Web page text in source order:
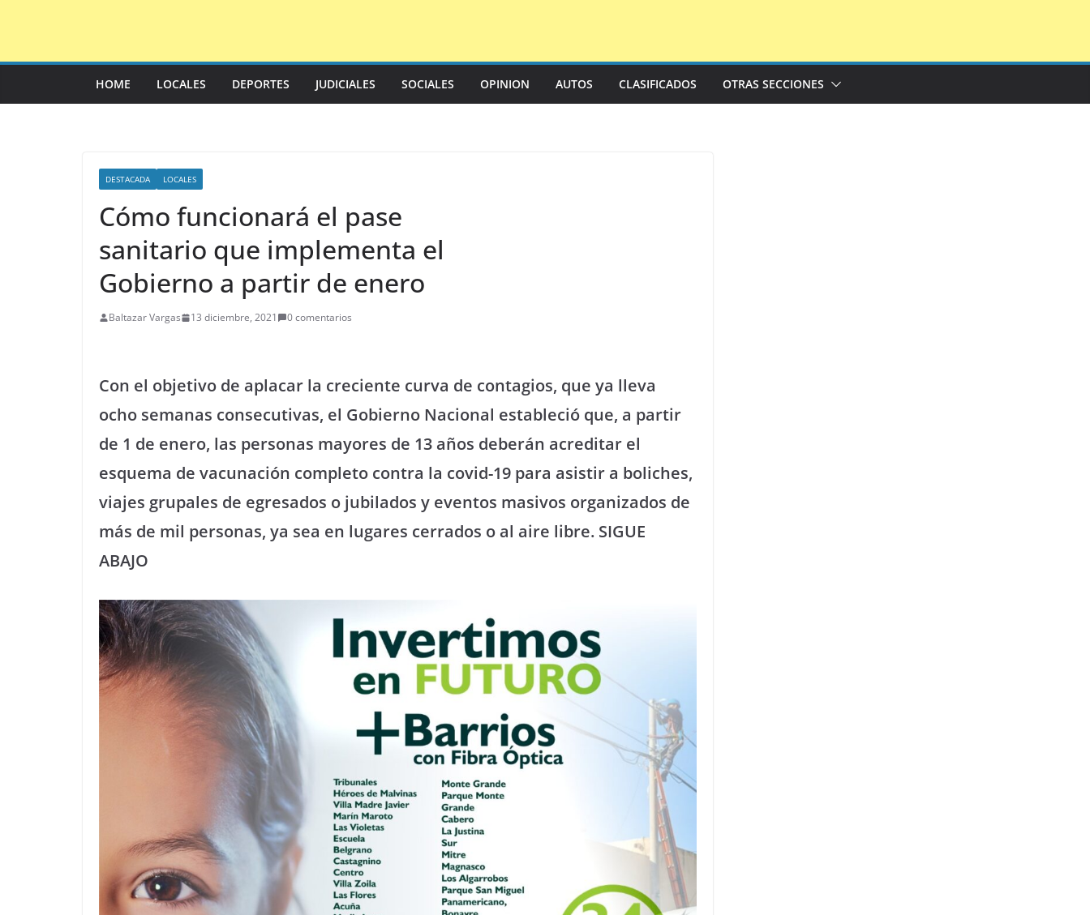
HOME LOCALES DEPORTES JUDICIALES SOCIALES OPINION AUTOS CLASIFICADOS OTRAS SECCIONES
DESTACADA LOCALES
Cómo funcionará el pase
sanitario que implementa el
Gobierno a partir de enero
Baltazar Vargas 13 diciembre, 2021 0 comentarios
Con el objetivo de aplacar la creciente curva de contagios, que ya lleva
ocho semanas consecutivas, el Gobierno Nacional estableció que, a partir
de 1 de enero, las personas mayores de 13 años deberán acreditar el
esquema de vacunación completo contra la covid-19 para asistir a boliches,
viajes grupales de egresados o jubilados y eventos masivos organizados de
más de mil personas, ya sea en lugares cerrados o al aire libre. SIGUE
ABAJO